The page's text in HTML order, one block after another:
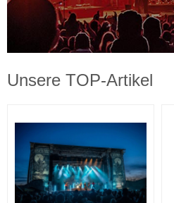
Unsere TOP-Artikel